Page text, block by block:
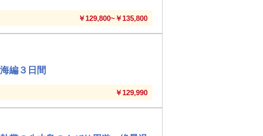
￥129,800~￥135,800
編３日間
￥129,990